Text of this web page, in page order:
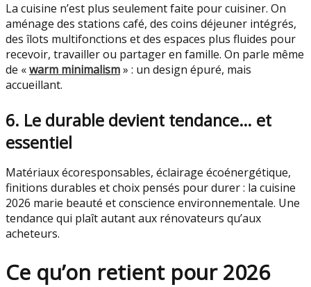
La cuisine n’est plus seulement faite pour cuisiner. On
aménage des stations café, des coins déjeuner intégrés,
des îlots multifonctions et des espaces plus fluides pour
recevoir, travailler ou partager en famille. On parle même
de «warm minimalism» : un design épuré, mais
accueillant.
6. Le durable devient tendance… et
essentiel
Matériaux écoresponsables, éclairage écoénergétique,
finitions durables et choix pensés pour durer : la cuisine
2026 marie beauté et conscience environnementale. Une
tendance qui plaît autant aux rénovateurs qu’aux
acheteurs.
Ce qu’on retient pour 2026